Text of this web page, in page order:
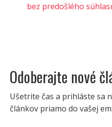
bez predošlého
Odoberajte nové
Ušetrite čas a prihláste sa
článkov priamo do vašej